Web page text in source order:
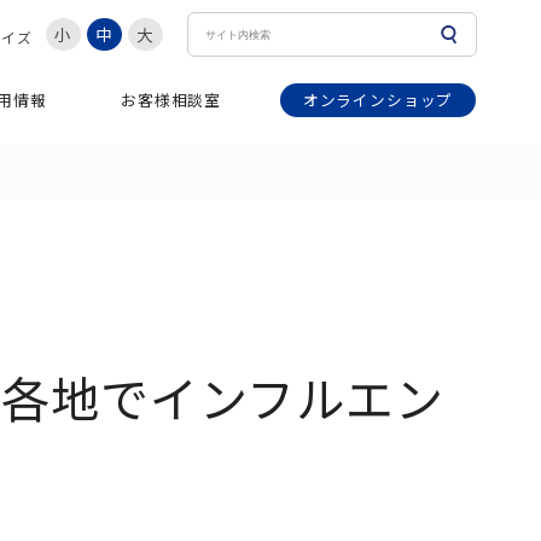
ズ 小 中 大
情報 お客様相談室 オンラインショップ
地でインフルエン